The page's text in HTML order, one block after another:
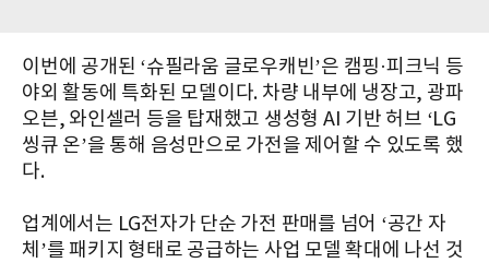
이번에 공개된 ‘슈필라움 글로우캐빈’은 캠핑·피크닉 등
야외 활동에 특화된 모델이다. 차량 내부에 냉장고, 광파
오븐, 와인셀러 등을 탑재했고 생성형 AI 기반 허브 ‘LG
씽큐 온’을 통해 음성만으로 가전을 제어할 수 있도록 했
다.
업계에서는 LG전자가 단순 가전 판매를 넘어 ‘공간 자
체’를 패키지 형태로 공급하는 사업 모델 확대에 나선 것